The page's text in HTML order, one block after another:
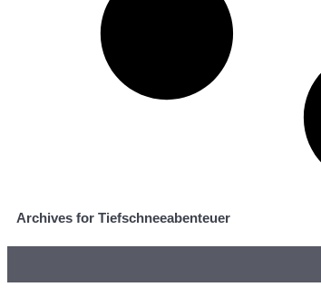
Archives for Tiefschneeabenteuer